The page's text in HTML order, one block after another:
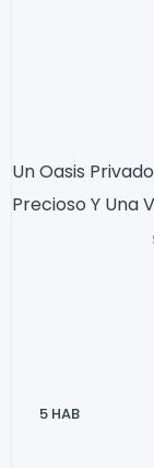
Un Oasis
Precioso Y Una
5 HAB